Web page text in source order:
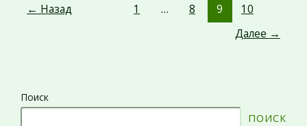
← Назад 1 … 8 9
10
Далее →
Поиск
ПОИСК